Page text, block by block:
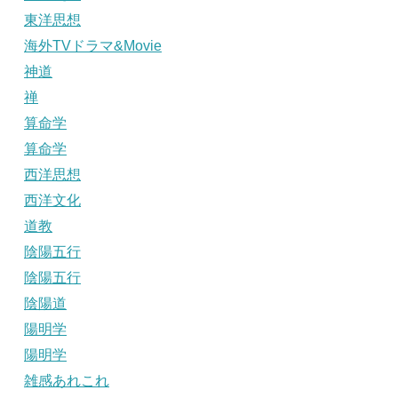
東洋思想
海外TVドラマ&Movie
神道
禅
算命学
算命学
西洋思想
西洋文化
道教
陰陽五行
陰陽五行
陰陽道
陽明学
陽明学
雑感あれこれ